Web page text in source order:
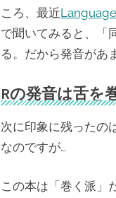
ころ、最近
で聞いてみると、「
る。だから発音があ
Rの発音は舌を
次に印象に残ったの
なのですが…
この本は「巻く派」